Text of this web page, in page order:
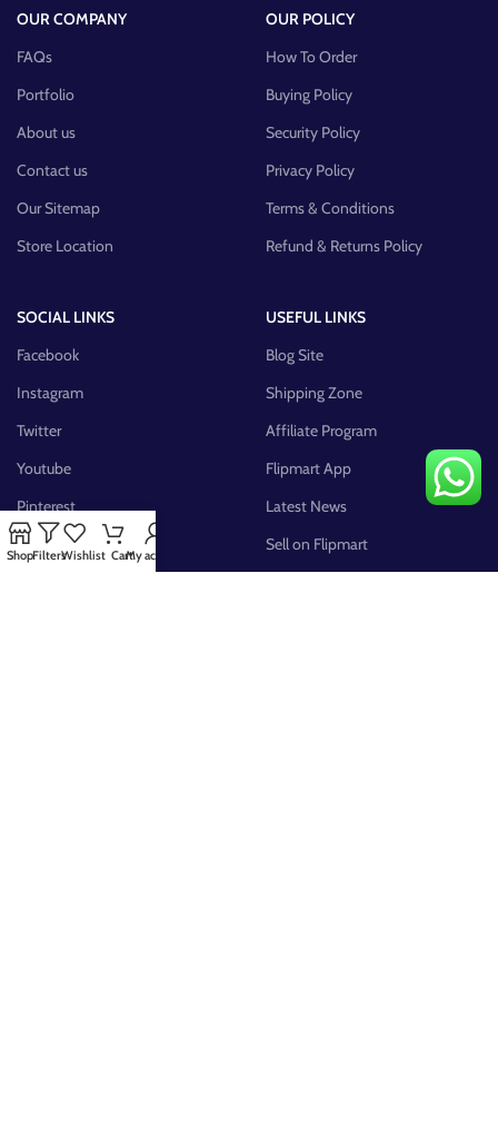
OUR COMPANY
FAQs
Portfolio
About us
Contact us
Our Sitemap
Store Location
OUR POLICY
How To Order
Buying Policy
Security Policy
Privacy Policy
Terms & Conditions
Refund & Returns Policy
SOCIAL LINKS
Facebook
Instagram
Twitter
Youtube
Pinterest
FB Group
USEFUL LINKS
Blog Site
Shipping Zone
Affiliate Program
Flipmart App
Latest News
Sell on Flipmart
ShopFiltersWishlist CartMy account